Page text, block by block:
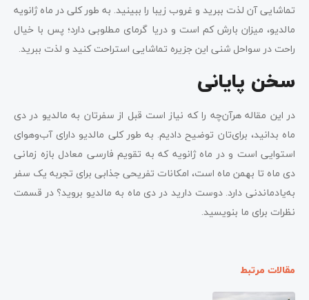
تماشایی آن لذت ببرید و غروب زیبا را ببینید. به طور کلی در ماه ژانویه
مالدیو، میزان بارش کم است و دریا گرمای مطلوبی دارد؛ پس با خیال
راحت در سواحل شنی این جزیره تماشایی استراحت کنید و لذت ببرید.
سخن پایانی
در این مقاله هرآن‌چه را که نیاز است قبل از سفرتان به مالدیو در دی
ماه بدانید، برای‌تان توضیح دادیم. به طور کلی مالدیو دارای آب‌وهوای
استوایی است و در ماه ژانویه که به تقویم فارسی معادل بازه زمانی
دی ماه تا بهمن ماه است، امکانات تفریحی جذابی برای تجربه یک سفر
به‌یادماندنی دارد. دوست دارید در دی ماه به مالدیو بروید؟ در قسمت
نظرات برای ما بنویسید.
مقالات مرتبط